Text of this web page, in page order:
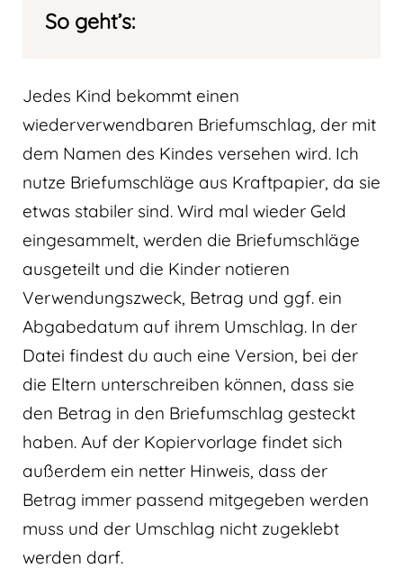
So geht’s:
Jedes Kind bekommt einen
wiederverwendbaren Briefumschlag, der mit
dem Namen des Kindes versehen wird. Ich
nutze Briefumschläge aus Kraftpapier, da sie
etwas stabiler sind. Wird mal wieder Geld
eingesammelt, werden die Briefumschläge
ausgeteilt und die Kinder notieren
Verwendungszweck, Betrag und ggf. ein
Abgabedatum auf ihrem Umschlag. In der
Datei findest du auch eine Version, bei der
die Eltern unterschreiben können, dass sie
den Betrag in den Briefumschlag gesteckt
haben. Auf der Kopiervorlage findet sich
außerdem ein netter Hinweis, dass der
Betrag immer passend mitgegeben werden
muss und der Umschlag nicht zugeklebt
werden darf.